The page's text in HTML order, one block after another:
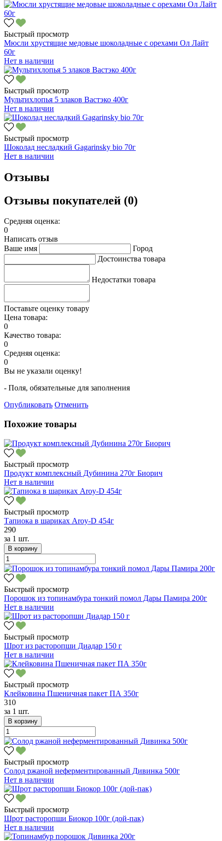
Быстрый просмотр
Мюсли хрустящие медовые шоколадные с орехами Ол Лайт
60г
Нет в наличии
Быстрый просмотр
Мультихлопья 5 злаков Вастэко 400г
Нет в наличии
Быстрый просмотр
Шоколад несладкий Gagarinsky bio 70г
Нет в наличии
Отзывы
Отзывы покупателей (0)
Средняя оценка:
0
Написать отзыв
Ваше имя
Город
Достоинства товара
Недостатки товара
Поставьте оценку товару
Цена товара:
0
Качество товара:
0
Средняя оценка:
0
Вы не указали оценку!
- Поля, обязательные для заполнения
Опубликовать Отменить
Похожие товары
Быстрый просмотр
Продукт комплексный Дубинина 270г Биорич
Нет в наличии
Быстрый просмотр
Тапиока в шариках Aroy-D 454г
290
за 1 шт.
В корзину
Быстрый просмотр
Порошок из топинамбура тонкий помол Дары Памира 200г
Нет в наличии
Быстрый просмотр
Шрот из расторопши Диадар 150 г
Нет в наличии
Быстрый просмотр
Клейковина Пшеничная пакет ПА 350г
310
за 1 шт.
В корзину
Быстрый просмотр
Солод ржаной неферментированный Дивинка 500г
Нет в наличии
Быстрый просмотр
Шрот расторопши Биокор 100г (дой-пак)
Нет в наличии